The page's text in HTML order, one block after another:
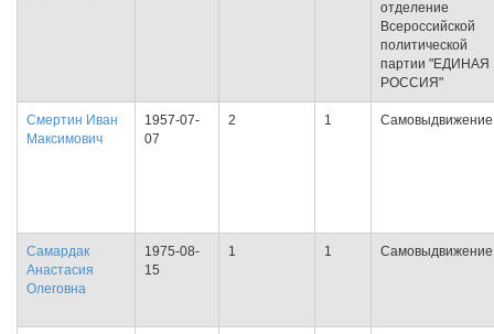
отделение
Всероссийской
политической
партии "ЕДИНАЯ
РОССИЯ"
Смертин Иван
Максимович
1957-07-
07
2 1 Самовыдвижение
Самардак
Анастасия
Олеговна
1975-08-
15
1 1 Самовыдвижение